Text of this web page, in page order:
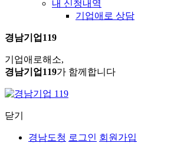
내 신청내역
기업애로 상담
경남기업119
기업애로해소,
경남기업119가 함께합니다
닫기
경남도청 로그인 회원가입